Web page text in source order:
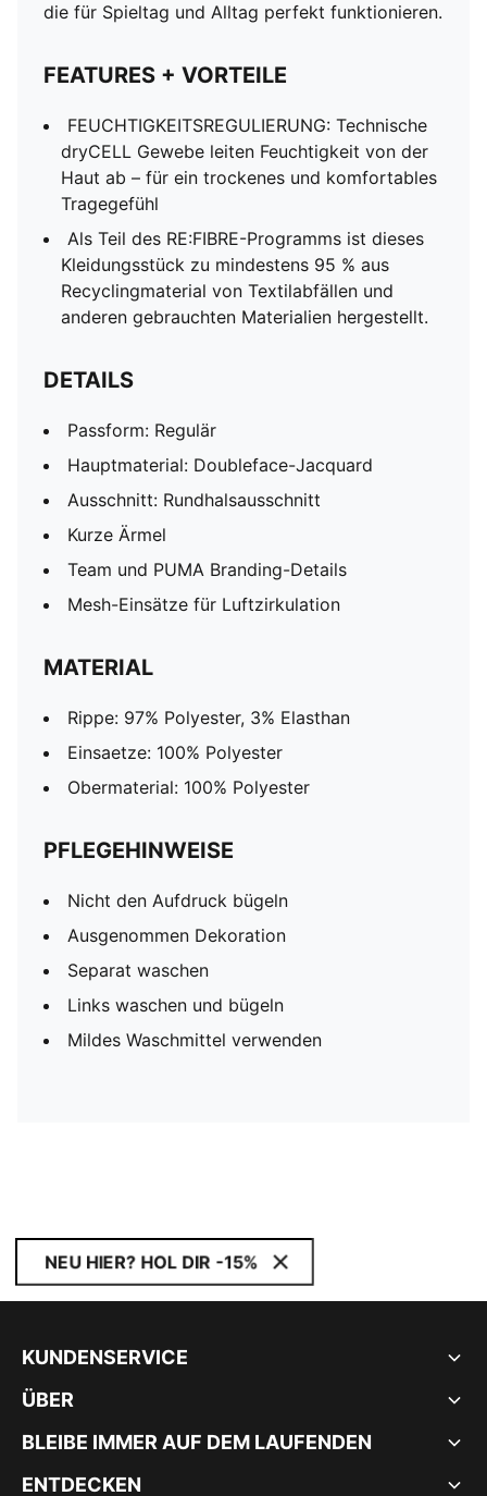
die für Spieltag und Alltag perfekt funktionieren.
FEATURES + VORTEILE
FEUCHTIGKEITSREGULIERUNG: Technische
dryCELL Gewebe leiten Feuchtigkeit von der
Haut ab – für ein trockenes und komfortables
Tragegefühl
Als Teil des RE:FIBRE-Programms ist dieses
Kleidungsstück zu mindestens 95 % aus
Recyclingmaterial von Textilabfällen und
anderen gebrauchten Materialien hergestellt.
DETAILS
Passform: Regulär
Hauptmaterial: Doubleface-Jacquard
Ausschnitt: Rundhalsausschnitt
Kurze Ärmel
Team und PUMA Branding-Details
Mesh-Einsätze für Luftzirkulation
MATERIAL
Rippe: 97% Polyester, 3% Elasthan
Einsaetze: 100% Polyester
Obermaterial: 100% Polyester
PFLEGEHINWEISE
Nicht den Aufdruck bügeln
Ausgenommen Dekoration
Separat waschen
Links waschen und bügeln
Mildes Waschmittel verwenden
NEU HIER? HOL DIR -15%
KUNDENSERVICE
ÜBER
BLEIBE IMMER AUF DEM LAUFENDEN
ENTDECKEN